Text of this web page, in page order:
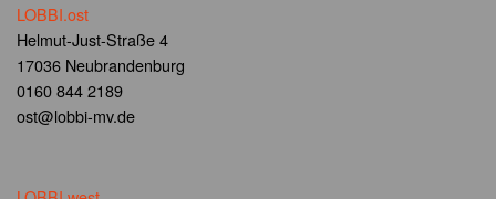
LOBBI.ost
Helmut-Just-Straße 4
17036 Neubrandenburg
0160 844 2189
ost@lobbi-mv.de